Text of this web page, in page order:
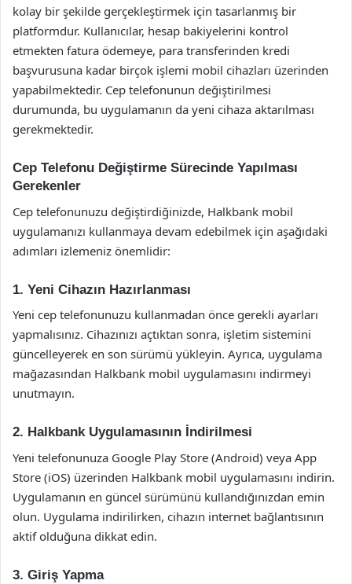
kolay bir şekilde gerçekleştirmek için tasarlanmış bir
platformdur. Kullanıcılar, hesap bakiyelerini kontrol
etmekten fatura ödemeye, para transferinden kredi
başvurusuna kadar birçok işlemi mobil cihazları üzerinden
yapabilmektedir. Cep telefonunun değiştirilmesi
durumunda, bu uygulamanın da yeni cihaza aktarılması
gerekmektedir.
Cep Telefonu Değiştirme Sürecinde Yapılması
Gerekenler
Cep telefonunuzu değiştirdiğinizde, Halkbank mobil
uygulamanızı kullanmaya devam edebilmek için aşağıdaki
adımları izlemeniz önemlidir:
1. Yeni Cihazın Hazırlanması
Yeni cep telefonunuzu kullanmadan önce gerekli ayarları
yapmalısınız. Cihazınızı açtıktan sonra, işletim sistemini
güncelleyerek en son sürümü yükleyin. Ayrıca, uygulama
mağazasından Halkbank mobil uygulamasını indirmeyi
unutmayın.
2. Halkbank Uygulamasının İndirilmesi
Yeni telefonunuza Google Play Store (Android) veya App
Store (iOS) üzerinden Halkbank mobil uygulamasını indirin.
Uygulamanın en güncel sürümünü kullandığınızdan emin
olun. Uygulama indirilirken, cihazın internet bağlantısının
aktif olduğuna dikkat edin.
3. Giriş Yapma